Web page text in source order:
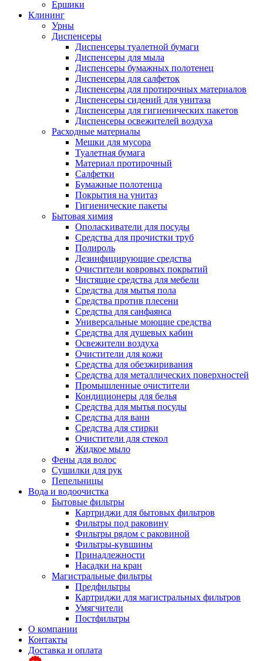
Ершики
Клининг
Урны
Диспенсеры
Диспенсеры туалетной бумаги
Диспенсеры для мыла
Диспенсеры бумажных полотенец
Диспенсеры для салфеток
Диспенсеры для протирочных материалов
Диспенсеры сидений для унитаза
Диспенсеры для гигиенических пакетов
Диспенсеры освежителей воздуха
Расходные материалы
Мешки для мусора
Туалетная бумага
Материал протирочный
Салфетки
Бумажные полотенца
Покрытия на унитаз
Гигиенические пакеты
Бытовая химия
Ополаскиватели для посуды
Средства для прочистки труб
Полироль
Дезинфицирующие средства
Очистители ковровых покрытий
Чистящие средства для мебели
Средства для мытья пола
Средства против плесени
Средства для санфаянса
Универсальные моющие средства
Средства для душевых кабин
Освежители воздуха
Очистители для кожи
Средства для обезжиривания
Средства для металлических поверхностей
Промышленные очистители
Кондиционеры для белья
Средства для мытья посуды
Средства для ванн
Средства для стирки
Очистители для стекол
Жидкое мыло
Фены для волос
Сушилки для рук
Пепельницы
Вода и водоочистка
Бытовые фильтры
Картриджи для бытовых фильтров
Фильтры под раковину
Фильтры рядом с раковиной
Фильтры-кувшины
Принадлежности
Насадки на кран
Магистральные фильтры
Предфильтры
Картриджи для магистральных фильтров
Умягчители
Постфильтры
О компании
Контакты
Доставка и оплата